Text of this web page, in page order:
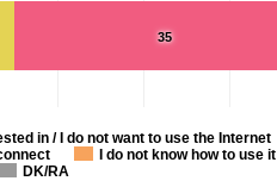
35
in / I do not want to use the Internet
I do not know how to use it
DK/RA